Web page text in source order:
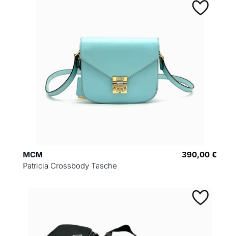
MCM
Patricia Crossbody Tasche
390,00 €